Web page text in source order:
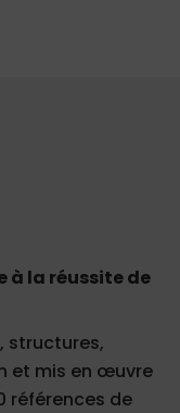
à la réussite de
structures,
et mis en œuvre
références de